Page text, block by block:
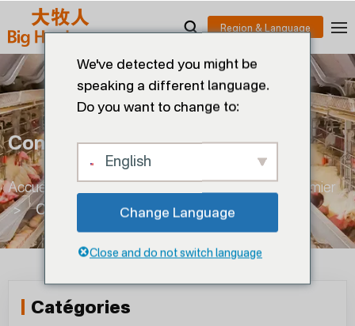
Convoyeur À Fumier Intérieur
Accueil Production d'œufs > Convoyeur à fumier
>
Convoyeur à fumier intérieur
Catégories
We've detected you might be
speaking a different language.
Do you want to change to:
English
Change Language
Close and do not switch language